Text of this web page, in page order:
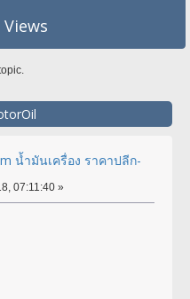
Views
น้ำมันเครื่อง ราคาปลีก-
07:11:40 »